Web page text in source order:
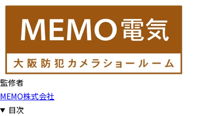
監修者
MEMO株式会社
目次